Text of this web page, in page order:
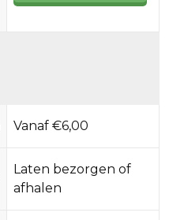
Vanaf €6,00
Laten bezorgen of
afhalen